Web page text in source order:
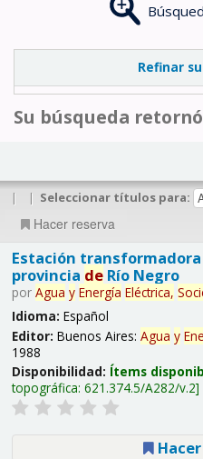
Refinar
Su búsqueda
| | Seleccionar títulos para:
Hacer reserva
Estación
provincia deRío Negro
por Agua y Energía Eléctrica,
Idioma: Español
Editor: Buenos Aires: Agua y
1988
Disponibilidad: Ítems
topográfica: 621.374.5/A282/v.2